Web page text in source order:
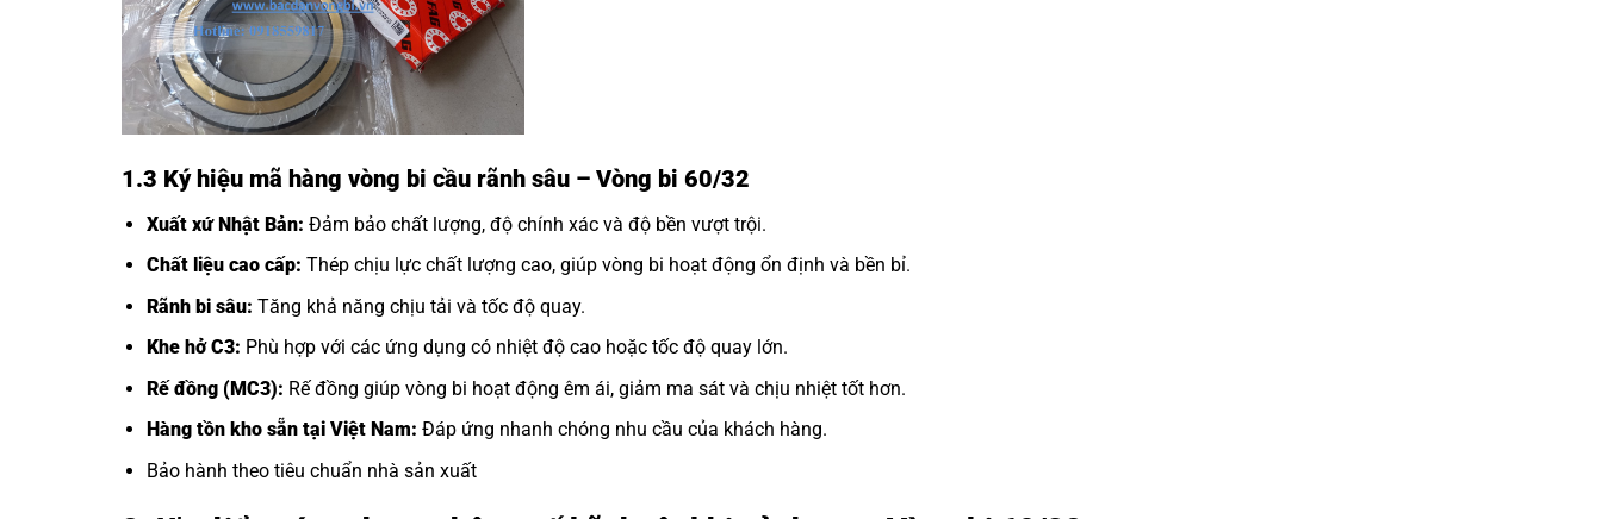
1.3 Ký hiệu mã hàng vòng bi cầu rãnh sâu – Vòng bi 60/32
Xuất xứ Nhật Bản: Đảm bảo chất lượng, độ chính xác và độ bền vượt trội.
Chất liệu cao cấp: Thép chịu lực chất lượng cao, giúp vòng bi hoạt động ổn định và bền bỉ.
Rãnh bi sâu: Tăng khả năng chịu tải và tốc độ quay.
Khe hở C3: Phù hợp với các ứng dụng có nhiệt độ cao hoặc tốc độ quay lớn.
Rế đồng (MC3): Rế đồng giúp vòng bi hoạt động êm ái, giảm ma sát và chịu nhiệt tốt hơn.
Hàng tồn kho sẵn tại Việt Nam: Đáp ứng nhanh chóng nhu cầu của khách hàng.
Bảo hành theo tiêu chuẩn nhà sản xuất